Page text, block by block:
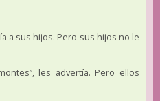
a sus hijos. Pero sus hijos no le
les advertía. Pero ellos